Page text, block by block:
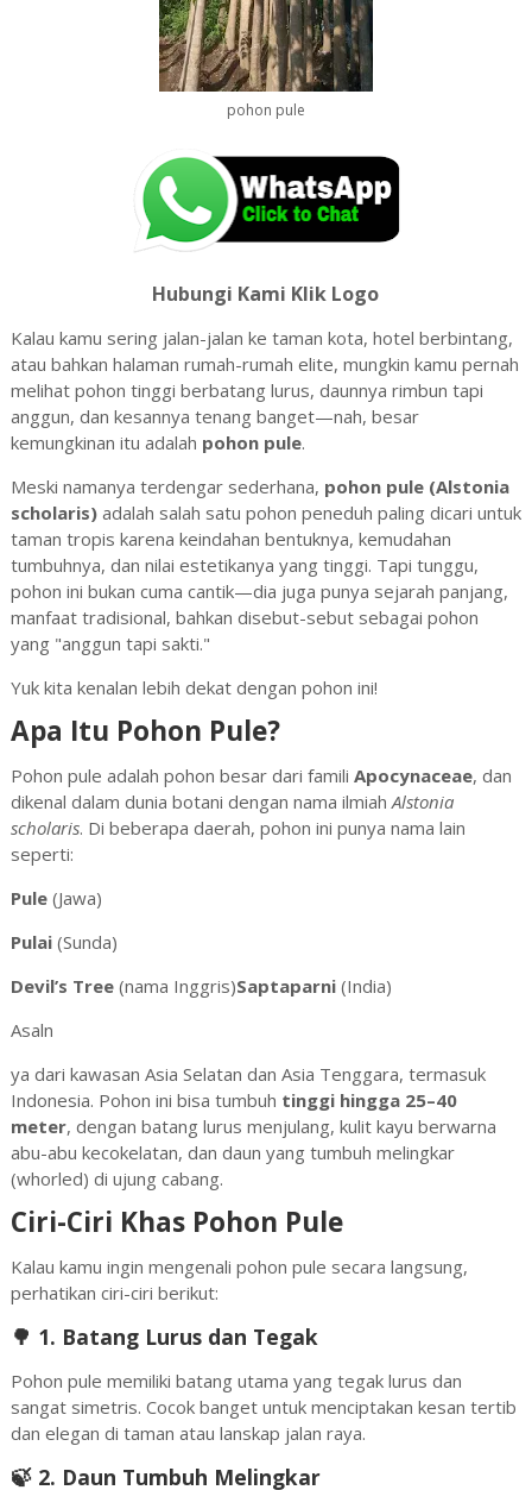
pohon pule
Hubungi Kami Klik Logo
Kalau kamu sering jalan-jalan ke taman kota, hotel berbintang,
atau bahkan halaman rumah-rumah elite, mungkin kamu pernah
melihat pohon tinggi berbatang lurus, daunnya rimbun tapi
anggun, dan kesannya tenang banget—nah, besar
kemungkinan itu adalah pohon pule.
Meski namanya terdengar sederhana, pohon pule (Alstonia
scholaris)adalah salah satu pohon peneduh paling dicari untuk
taman tropis karena keindahan bentuknya, kemudahan
tumbuhnya, dan nilai estetikanya yang tinggi. Tapi tunggu,
pohon ini bukan cuma cantik—dia juga punya sejarah panjang,
manfaat tradisional, bahkan disebut-sebut sebagai pohon
yang "anggun tapi sakti."
Yuk kita kenalan lebih dekat dengan pohon ini!
Apa Itu Pohon Pule?
Pohon pule adalah pohon besar dari famili Apocynaceae, dan
dikenal dalam dunia botani dengan nama ilmiahAlstonia
scholaris. Di beberapa daerah, pohon ini punya nama lain
seperti:
Pule(Jawa)
Pulai(Sunda)
Devil’s Tree(nama Inggris)Saptaparni(India)
Asaln
ya dari kawasan Asia Selatan dan Asia Tenggara, termasuk
Indonesia. Pohon ini bisa tumbuh tinggi hingga 25–40
meter, dengan batang lurus menjulang, kulit kayu berwarna
abu-abu kecokelatan, dan daun yang tumbuh melingkar
(whorled) di ujung cabang.
Ciri-Ciri Khas Pohon Pule
Kalau kamu ingin mengenali pohon pule secara langsung,
perhatikan ciri-ciri berikut:
🌳 1. Batang Lurus dan Tegak
Pohon pule memiliki batang utama yang tegak lurus dan
sangat simetris. Cocok banget untuk menciptakan kesan tertib
dan elegan di taman atau lanskap jalan raya.
🍃 2. Daun Tumbuh Melingkar